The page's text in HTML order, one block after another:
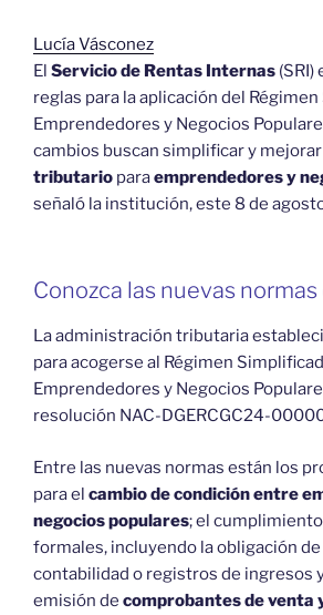
Lucía Vásconez
El Servicio de Rentas Internas (SRI)
reglas para la aplicación del
Emprendedores y Negocios
cambios buscan simplificar y
tributario paraemprendedores y
señaló la institución, este 8 de
Conozca las nuevas
La administración tributaria
para acogerse al Régimen
Emprendedores y Negocios
resolución NAC-DGERCGC24-
Entre las nuevas normas están los
para el cambio de condición entre
negocios populares; el
formales, incluyendo la obligación
contabilidad o registros de ingresos
emisión de comprobantes de venta